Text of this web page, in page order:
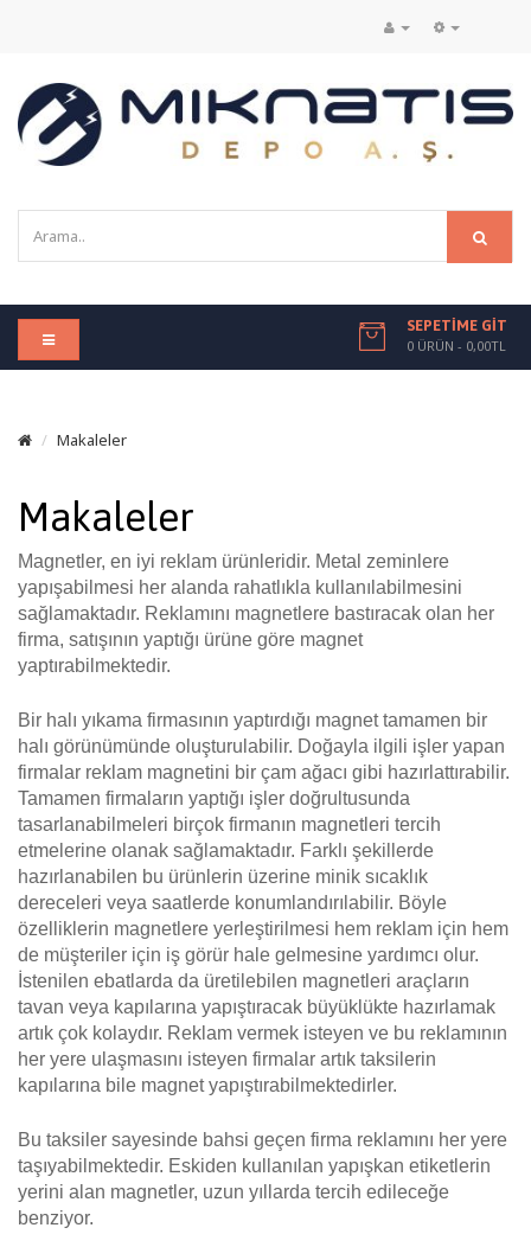
SEPETIME GIT
0 ÜRÜN - 0,00TL
Makaleler
Makaleler
Magnetler, en iyi reklam ürünleridir. Metal zeminlere
yapışabilmesi her alanda rahatlıkla kullanılabilmesini
sağlamaktadır. Reklamını magnetlere bastıracak olan her
firma, satışının yaptığı ürüne göre magnet
yaptırabilmektedir.
Bir halı yıkama firmasının yaptırdığı magnet tamamen bir
halı görünümünde oluşturulabilir. Doğayla ilgili işler yapan
firmalar reklam magnetini bir çam ağacı gibi hazırlattırabilir.
Tamamen firmaların yaptığı işler doğrultusunda
tasarlanabilmeleri birçok firmanın magnetleri tercih
etmelerine olanak sağlamaktadır. Farklı şekillerde
hazırlanabilen bu ürünlerin üzerine minik sıcaklık
dereceleri veya saatlerde konumlandırılabilir. Böyle
özelliklerin magnetlere yerleştirilmesi hem reklam için hem
de müşteriler için iş görür hale gelmesine yardımcı olur.
İstenilen ebatlarda da üretilebilen magnetleri araçların
tavan veya kapılarına yapıştıracak büyüklükte hazırlamak
artık çok kolaydır. Reklam vermek isteyen ve bu reklamının
her yere ulaşmasını isteyen firmalar artık taksilerin
kapılarına bile magnet yapıştırabilmektedirler.
Bu taksiler sayesinde bahsi geçen firma reklamını her yere
taşıyabilmektedir. Eskiden kullanılan yapışkan etiketlerin
yerini alan magnetler, uzun yıllarda tercih edileceğe
benziyor.